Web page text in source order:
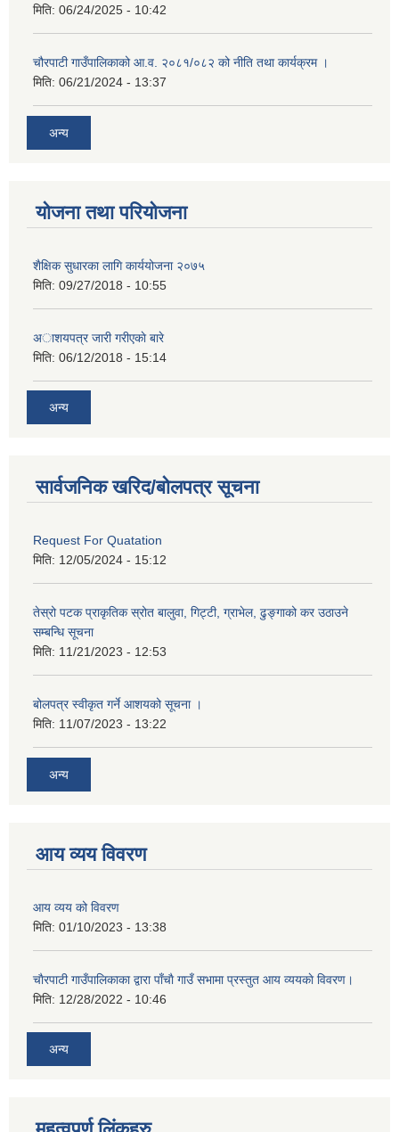
मिति: 06/24/2025 - 10:42
चौरपाटी गाउँपालिकाको आ.व. २०८१/०८२ को नीति तथा कार्यक्रम ।
मिति: 06/21/2024 - 13:37
अन्य
योजना तथा परियोजना
शैक्षिक सुधारका लागि कार्ययोजना २०७५
मिति: 09/27/2018 - 10:55
अाशयपत्र जारी गरीएकाे बारे
मिति: 06/12/2018 - 15:14
अन्य
सार्वजनिक खरिद/बोलपत्र सूचना
Request For Quatation
मिति: 12/05/2024 - 15:12
तेस्रो पटक प्राकृतिक स्रोत बालुवा, गिट्टी, ग्राभेल, ढुङ्गाको कर उठाउने
सम्बन्धि सूचना
मिति: 11/21/2023 - 12:53
बोलपत्र स्वीकृत गर्ने आशयको सूचना ।
मिति: 11/07/2023 - 13:22
अन्य
आय व्यय विवरण
आय व्यय को विवरण
मिति: 01/10/2023 - 13:38
चाैरपाटी गाउँपालिकाका द्वारा पाँचाै गाउँ सभामा प्रस्तुत आय व्ययकाे विवरण।
मिति: 12/28/2022 - 10:46
अन्य